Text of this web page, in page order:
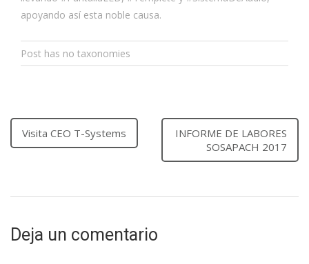
apoyando así esta noble causa.
Post has no taxonomies
Visita CEO T-Systems
INFORME DE LABORES
SOSAPACH 2017
Deja un comentario